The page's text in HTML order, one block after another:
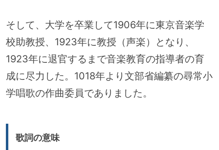
そして、大学を卒業して1906年に東京音楽学
校助教授、1923年に教授（声楽）となり、
1923年に退官するまで音楽教育の指導者の育
成に尽力した。1018年より文部省編纂の尋常小
学唱歌の作曲委員でありました。
歌詞の意味